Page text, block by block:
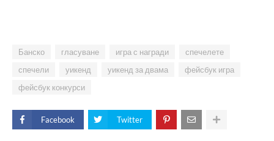
Банско гласуване игра с награди
спечелете
спечели
уикенд уикенд за двама
фейсбук игра
фейсбук конкурси
Facebook Twitter